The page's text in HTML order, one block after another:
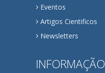
Eventos
Artigos Cientificos
Newsletters
INFORMAÇÃO